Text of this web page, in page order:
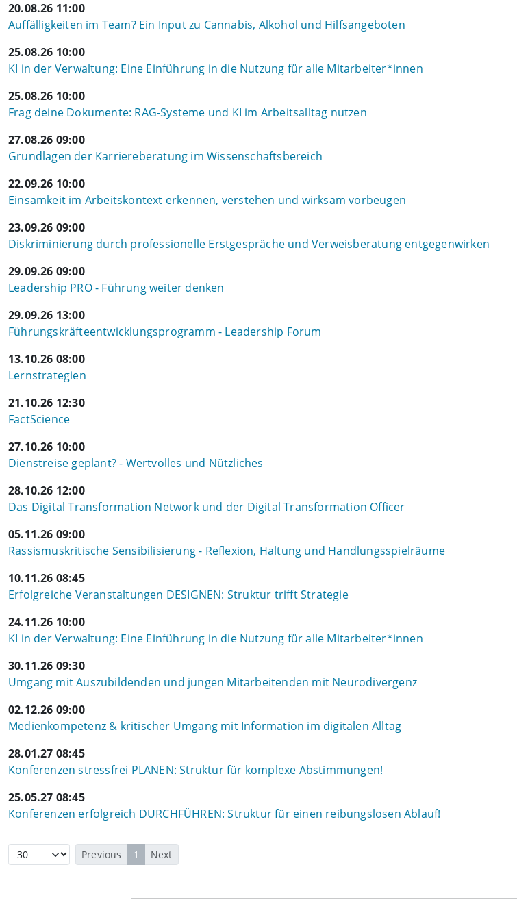
20.08.26 11:00
Auffälligkeiten im Team? Ein Input zu Cannabis, Alkohol und Hilfsangeboten
25.08.26 10:00
KI in der Verwaltung: Eine Einführung in die Nutzung für alle Mitarbeiter*innen
25.08.26 10:00
Frag deine Dokumente: RAG-Systeme und KI im Arbeitsalltag nutzen
27.08.26 09:00
Grundlagen der Karriereberatung im Wissenschaftsbereich
22.09.26 10:00
Einsamkeit im Arbeitskontext erkennen, verstehen und wirksam vorbeugen
23.09.26 09:00
Diskriminierung durch professionelle Erstgespräche und Verweisberatung entgegenwirken
29.09.26 09:00
Leadership PRO - Führung weiter denken
29.09.26 13:00
Führungskräfteentwicklungsprogramm - Leadership Forum
13.10.26 08:00
Lernstrategien
21.10.26 12:30
FactScience
27.10.26 10:00
Dienstreise geplant? - Wertvolles und Nützliches
28.10.26 12:00
Das Digital Transformation Network und der Digital Transformation Officer
05.11.26 09:00
Rassismuskritische Sensibilisierung - Reflexion, Haltung und Handlungsspielräume
10.11.26 08:45
Erfolgreiche Veranstaltungen DESIGNEN: Struktur trifft Strategie
24.11.26 10:00
KI in der Verwaltung: Eine Einführung in die Nutzung für alle Mitarbeiter*innen
30.11.26 09:30
Umgang mit Auszubildenden und jungen Mitarbeitenden mit Neurodivergenz
02.12.26 09:00
Medienkompetenz & kritischer Umgang mit Information im digitalen Alltag
28.01.27 08:45
Konferenzen stressfrei PLANEN: Struktur für komplexe Abstimmungen!
25.05.27 08:45
Konferenzen erfolgreich DURCHFÜHREN: Struktur für einen reibungslosen Ablauf!
Previous 1 Next